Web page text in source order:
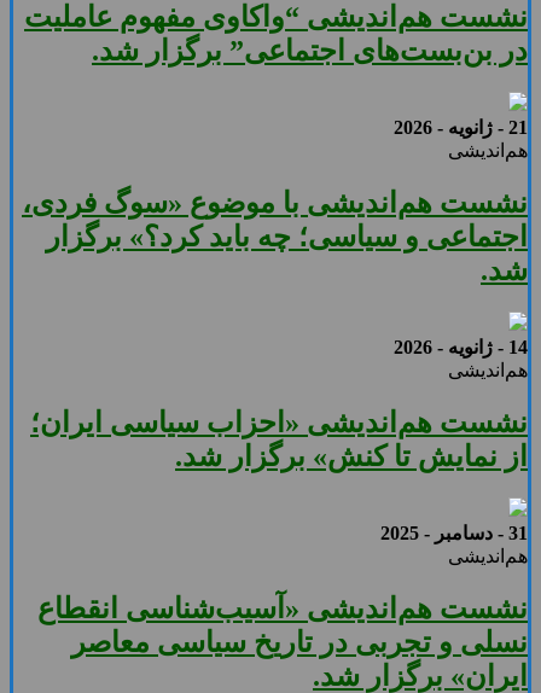
نشست هم‌اندیشی “واکاوی مفهوم عاملیت
در بن‌بست‌های اجتماعی” برگزار شد.
21 - ژانویه - 2026
هم‌اندیشی
نشست هم‌اندیشی با موضوع «سوگ فردی،
اجتماعی و سیاسی؛ چه باید کرد؟» برگزار
شد.
14 - ژانویه - 2026
هم‌اندیشی
نشست هم‌اندیشی «احزاب سیاسی ایران؛
از نمایش تا کنش» برگزار شد.
31 - دسامبر - 2025
هم‌اندیشی
نشست هم‌اندیشی «آسیب‌شناسی انقطاع
نسلی و تجربی در تاریخ سیاسی معاصر
ایران» برگزار شد.